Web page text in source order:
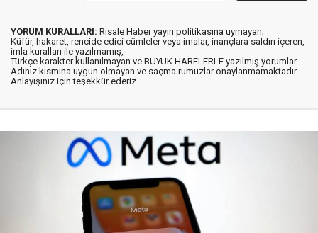
YORUM KURALLARI: Risale Haber yayın politikasına uymayan;
Küfür, hakaret, rencide edici cümleler veya imalar, inançlara saldırı içeren,
imla kuralları ile yazılmamış,
Türkçe karakter kullanılmayan ve BÜYÜK HARFLERLE yazılmış yorumlar
Adınız kısmına uygun olmayan ve saçma rumuzlar onaylanmamaktadır.
Anlayışınız için teşekkür ederiz.